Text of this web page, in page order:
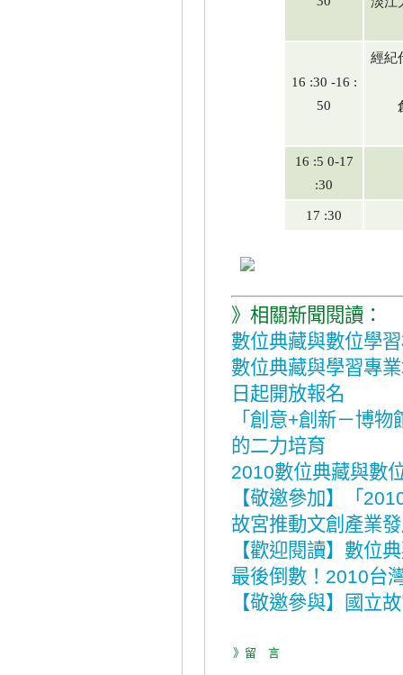
16 :30 -16 :
50
經紀
16 :5 0-17
:30
17 :30
》相關新聞閱讀：
數位典藏與數位學
數位典藏與學習專
日起開放報名
「創意+創新－博
的二力培育
2010數位典藏與數
【敬邀參加】「
故宮推動文創產業
【歡迎閱讀】數位
最後倒數！2010台
【敬邀參與】國立
》留 言